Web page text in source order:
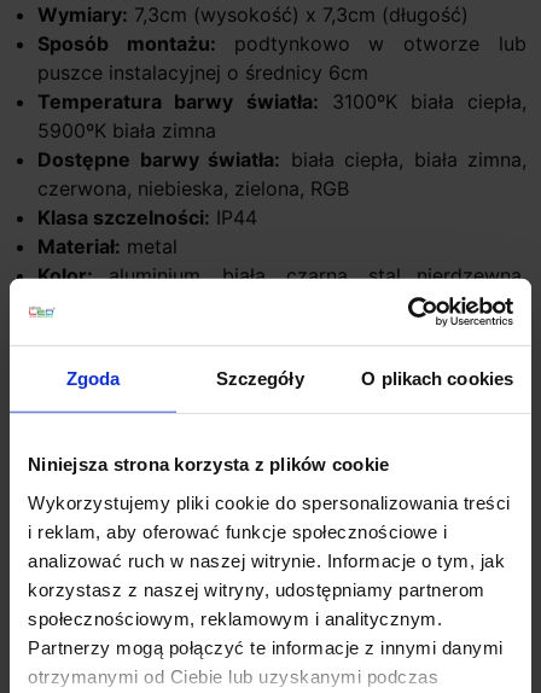
Zgoda Szczegóły O plikach cookies
Niniejsza strona korzysta z plików cookie
Wykorzystujemy pliki cookie do spersonalizowania treści
i reklam, aby oferować funkcje społecznościowe i
analizować ruch w naszej witrynie. Informacje o tym, jak
korzystasz z naszej witryny, udostępniamy partnerom
społecznościowym, reklamowym i analitycznym.
Partnerzy mogą połączyć te informacje z innymi danymi
otrzymanymi od Ciebie lub uzyskanymi podczas
Wymiary: 7,3cm (wysokość) x 7,3cm (długość)
Sposób montażu: podtynkowo w otworze lub
puszce instalacyjnej o średnicy 6cm
Temperatura barwy światła: 3100ºK biała ciepła,
5900ºK biała zimna
Dostępne barwy światła: biała ciepła, biała zimna,
czerwona, niebieska, zielona, RGB
Klasa szczelności: IP44
Materiał: metal
Kolor:aluminium, biała, czarna, stal nierdzewna,
grafit, stare złoto
Informacje dodatkowe:
Źródło światła w komplecie
Wbudowany układ stabilizujący prąd diod
Wersja RGB wymaga zastosowania sterownika i
pilota
Szczegóły produktu